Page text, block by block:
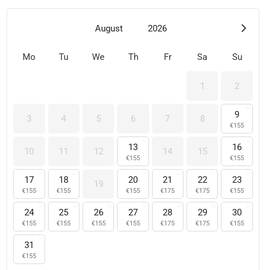
August 2026
Mo Tu We Th Fr Sa Su
1 2
3 4 5 6 7 8 9
€155
10 11 12 13
€155
14 15 16
€155
17
€155
18
€155
19 20
€155
21
€175
22
€175
23
€155
24
€155
25
€155
26
€155
27
€155
28
€175
29
€175
30
€155
31
€155